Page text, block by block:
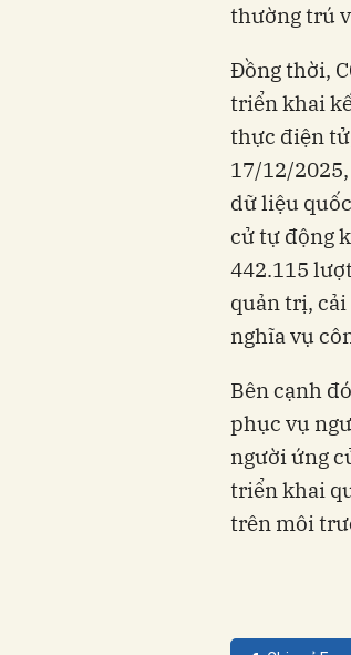
thường trú
Đồng thời,
triển khai
thực điện
17/12/
dữ liệu
cử tự động
442.115
quản trị,
nghĩa vụ
Bên cạnh
phục vụ
người ứng
triển khai
trên môi